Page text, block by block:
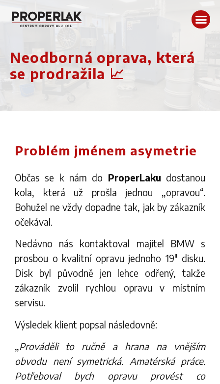
Neodborná oprava, která
se prodražila 📈
Problém jménem asymetrie
Občas se k nám do ProperLaku dostanou
kola, která už prošla jednou „opravou“.
Bohužel ne vždy dopadne tak, jak by zákazník
očekával.
Nedávno nás kontaktoval majitel BMW s
prosbou o kvalitní opravu jednoho 19″ disku.
Disk byl původně jen lehce odřený, takže
zákazník zvolil rychlou opravu v místním
servisu.
Výsledek klient popsal následovně:
„Prováděli to ručně a hrana na vnějším
obvodu není symetrická. Amatérská práce.
Potřeboval bych opravu provést co